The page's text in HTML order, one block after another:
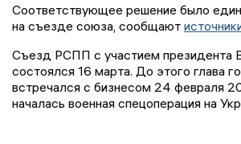
Соответствующее решение было
на съезде союза, сообщают
Съезд РСПП с участием президента
состоялся 16 марта. До этого глава
встречался с бизнесом 24 февраля
началась военная спецоперация на